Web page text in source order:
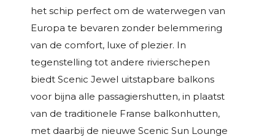
het schip perfect om de waterwegen van
Europa te bevaren zonder belemmering
van de comfort, luxe of plezier. In
tegenstelling tot andere rivierschepen
biedt Scenic Jewel uitstapbare balkons
voor bijna alle passagiershutten, in plaatst
van de traditionele Franse balkonhutten,
met daarbij de nieuwe Scenic Sun Lounge